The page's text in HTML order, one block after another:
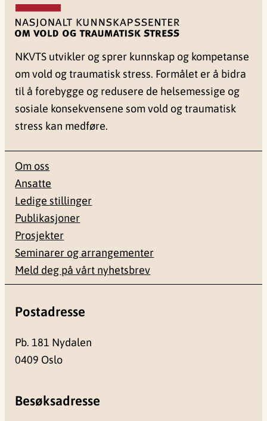
NKVTS utvikler og sprer kunnskap og kompetanse
om vold og traumatisk stress. Formålet er å bidra
til å forebygge og redusere de helsemessige og
sosiale konsekvensene som vold og traumatisk
stress kan medføre.
Om oss
Ansatte
Ledige stillinger
Publikasjoner
Prosjekter
Seminarer og arrangementer
Meld deg på vårt nyhetsbrev
Postadresse
Pb. 181 Nydalen
0409 Oslo
Besøksadresse